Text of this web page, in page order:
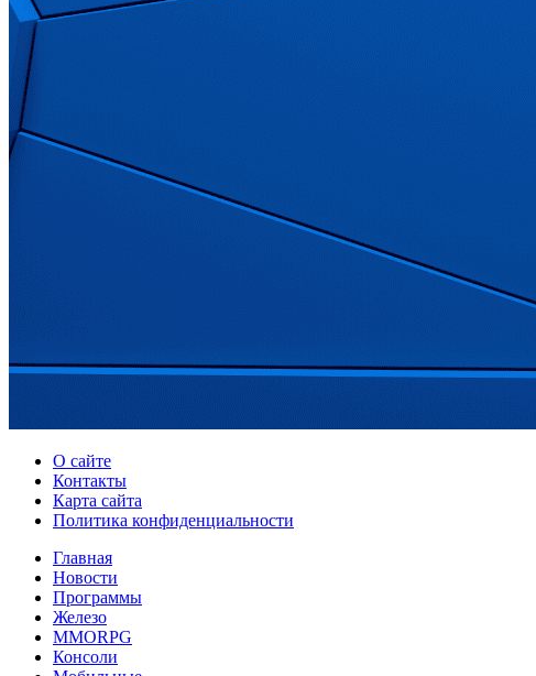
О сайте
Контакты
Карта сайта
Политика конфиденциальности
Главная
Новости
Программы
Железо
MMORPG
Консоли